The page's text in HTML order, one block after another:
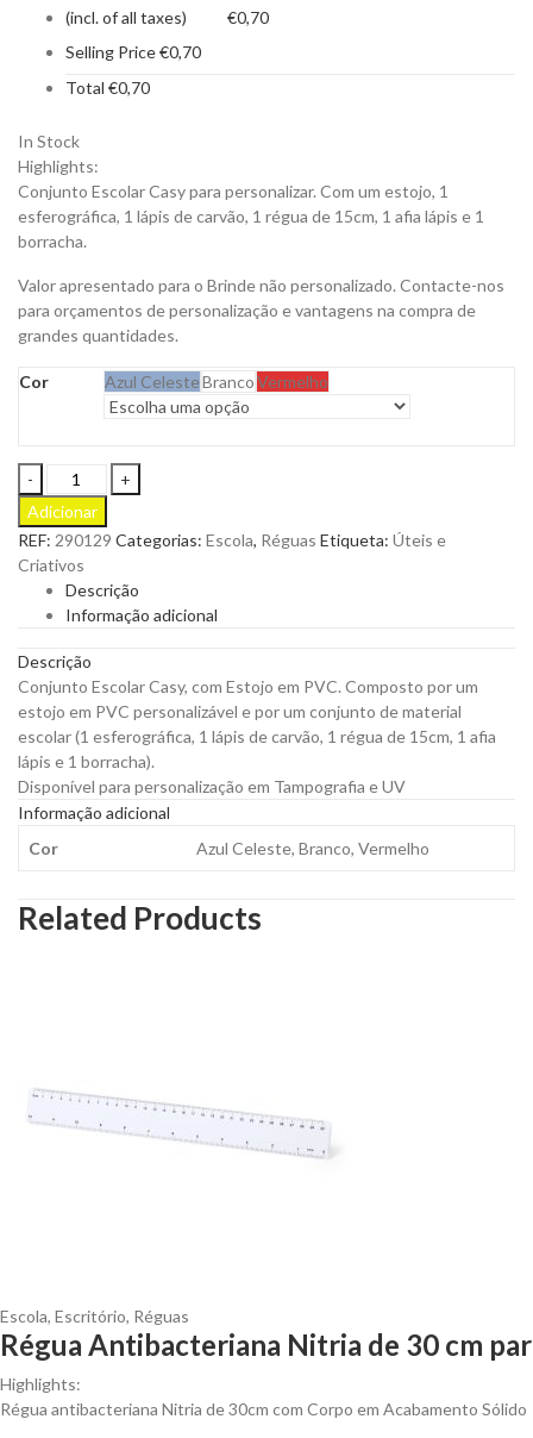
(incl. of all taxes)
€0,70
Selling Price€0,70
Total €0,70
In Stock
Highlights:
Conjunto Escolar Casy para personalizar. Com um estojo, 1
esferográfica, 1 lápis de carvão, 1 régua de 15cm, 1 afia lápis e 1
borracha.
Valor apresentado para o Brinde não personalizado. Contacte-nos
para orçamentos de personalização e vantagens na compra de
grandes quantidades.
Cor Azul CelesteBrancoVermelho
Conjunto
Escolar
Casy
para
Personalizar
quantity
Adicionar
REF: 290129 Categorias: Escola, Réguas Etiqueta: Úteis e
Criativos
Descrição
Informação adicional
Descrição
Conjunto Escolar Casy, com Estojo em PVC. Composto por um
estojo em PVC personalizável e por um conjunto de material
escolar (1 esferográfica, 1 lápis de carvão, 1 régua de 15cm, 1 afia
lápis e 1 borracha).
Disponível para personalização em Tampografia e UV
Informação adicional
Cor
Azul Celeste, Branco, Vermelho
Related Products
Escola, Escritório, Réguas
Régua Antibacteriana Nitria de 30 cm
Highlights:
Régua antibacteriana Nitria de 30cm com Corpo em Acabamento Sólido